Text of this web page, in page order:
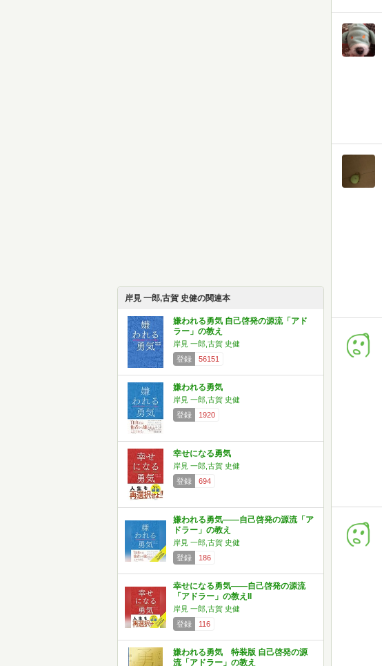
岸見 一郎,古賀 史健の関連本
嫌われる勇気 自己啓発の源流「アド
ラー」の教え
岸見 一郎,古賀 史健
登録
56151
嫌われる勇気
岸見 一郎,古賀 史健
登録
1920
幸せになる勇気
岸見 一郎,古賀 史健
登録
694
嫌われる勇気――自己啓発の源流「ア
ドラー」の教え
岸見 一郎,古賀 史健
登録
186
幸せになる勇気――自己啓発の源流
「アドラー」の教えII
岸見 一郎,古賀 史健
登録
116
嫌われる勇気 特装版 自己啓発の源
流「アドラー」の教え